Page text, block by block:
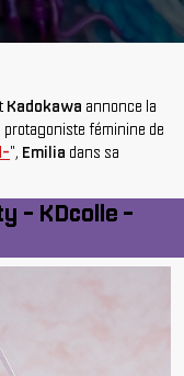
Kadokawa annonce la
féminine de
", Emilia dans sa
- KDcolle -